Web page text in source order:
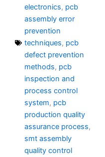
electronics, pcb
assembly error
prevention
techniques, pcb
defect prevention
methods, pcb
inspection and
process control
system, pcb
production quality
assurance process,
smt assembly
quality control